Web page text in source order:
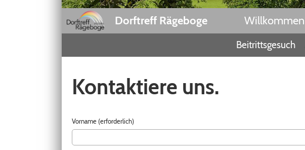
Dorftreff Rägeboge Willkommen
Beitrittsgesuch
Kontaktiere uns.
Vorname (erforderlich)